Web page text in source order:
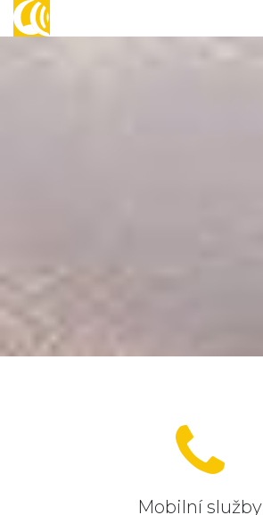
Mobilní služby